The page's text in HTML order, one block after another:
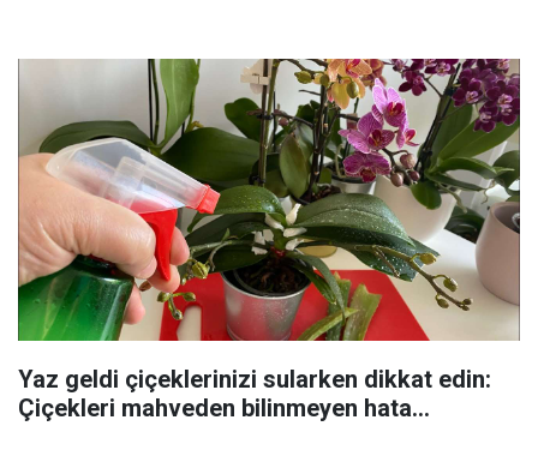
Yaz geldi çiçeklerinizi sularken dikkat edin:
Çiçekleri mahveden bilinmeyen hata...